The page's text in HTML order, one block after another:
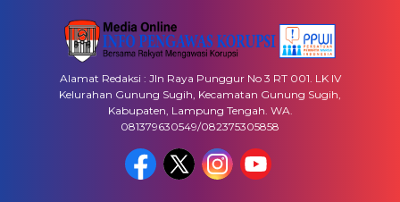
Alamat Redaksi : Jln Raya Punggur No 3 RT 001. LK IV
Kelurahan Gunung Sugih, Kecamatan Gunung Sugih,
Kabupaten, Lampung Tengah. WA.
081379630549/082375305858